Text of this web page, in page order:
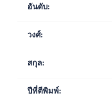
อันดับ:
วงศ์:
สกุล:
ปีที่ตีพิมพ์: